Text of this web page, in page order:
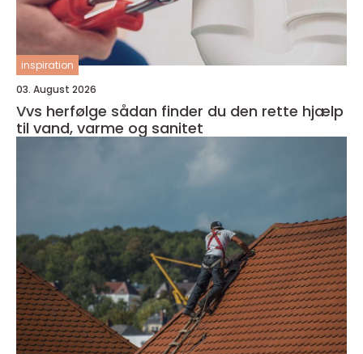
inspiration
03. August 2026
Vvs herfølge sådan finder du den rette hjælp
til vand, varme og sanitet